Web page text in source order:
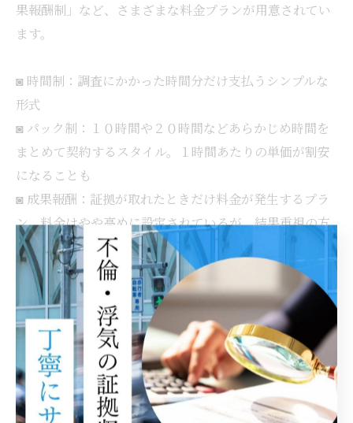
果報酬制」など、さまざまな料金プランが用意されてい
ます。
◙ 時間制：調査にかかった時間分だけ支払うシンプルな
形式
◙ パック制：１０時間や２０時間などあらかじめ時間を
まとめて契約するスタイル。１時間あたりの単価が割安
になることも
◙ 成果報酬：証拠が取れたときだけ料金が発生するプラ
ン。料金はやや高めに設定されているが、結果重視の方
には安心材料になる
それぞれにメリット・デメリットがあり、依頼内容や状
況に合わせて最適なものを選ぶことが大切です。
🔶見積り時にチェックすべき「明朗会計」と
「追加料金」